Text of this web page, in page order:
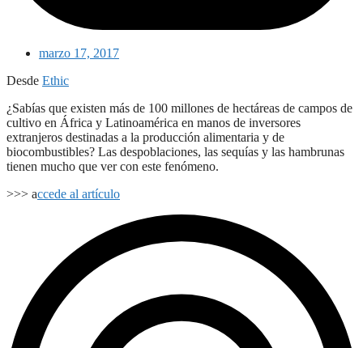
marzo 17, 2017
Desde Ethic
¿Sabías que existen más de 100 millones de hectáreas de campos de
cultivo en África y Latinoamérica en manos de inversores
extranjeros destinadas a la producción alimentaria y de
biocombustibles? Las despoblaciones, las sequías y las hambrunas
tienen mucho que ver con este fenómeno.
>>> accede al artículo